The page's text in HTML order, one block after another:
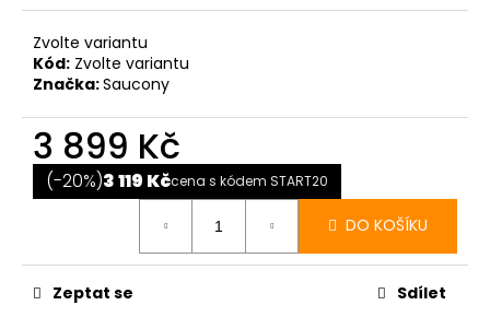
Zvolte variantu
Kód: Zvolte variantu
Značka:Saucony
3 899 Kč
cena:
(-20%)3 119 Kčcena s kódem START20
DO KOŠÍKU
Zeptat se Sdílet